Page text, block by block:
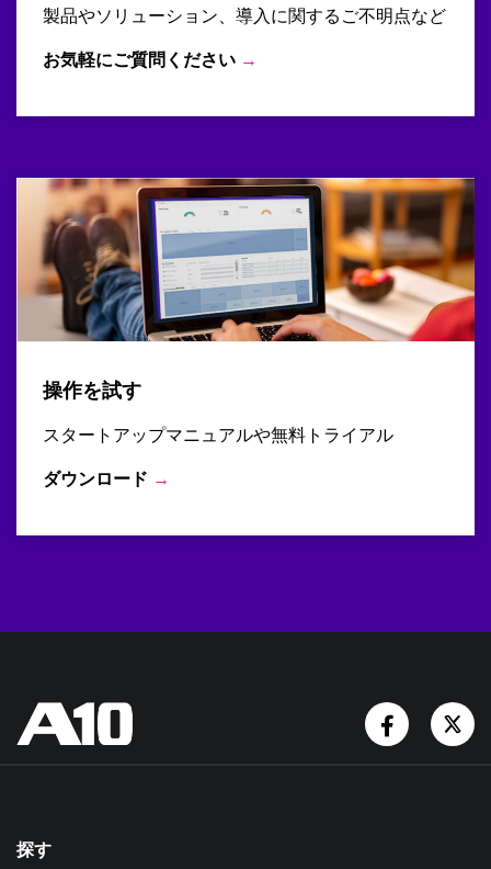
製品やソリューション、導入に関するご不明点など
お気軽にご質問ください →
操作を試す
スタートアップマニュアルや無料トライアル
ダウンロード →
探す